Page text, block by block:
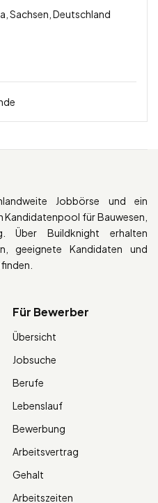
Sachsen, Deutschland
Jobbörse und ein
für Bauwesen,
Über Buildknight erhalten
geeignete Kandidaten und
Für Bewerber
Übersicht
Jobsuche
Berufe
Lebenslauf
Bewerbung
Arbeitsvertrag
Gehalt
Arbeitszeiten